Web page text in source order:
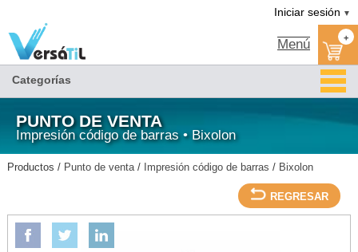
IMPRESORA PORTATIL DT/2IN/203DPI/USB/WIFI-BIXOLON/Bixolon/Impresión código
Iniciar sesión ▼
Menú +
Categorías
PUNTO DE VENTA
Impresión código de barras • Bixolon
Productos / Punto de venta/ Impresión código de barras / Bixolon
REGRESAR
IMPRESORA PORTATIL DT/2IN/203DPI/USB/WIFI-BIXOLON
BIXOLON